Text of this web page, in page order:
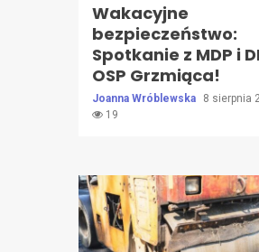
Wakacyjne
bezpieczeństwo:
Spotkanie z MDP i
OSP Grzmiąca!
Joanna Wróblewska
8 sierpnia
19